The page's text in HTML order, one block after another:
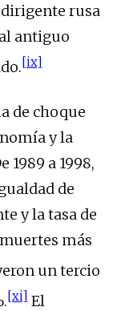
rusa
antiguo
[ix]
de choque
y la
1989 a 1998,
de
y la tasa de
más
un tercio
[xi] El